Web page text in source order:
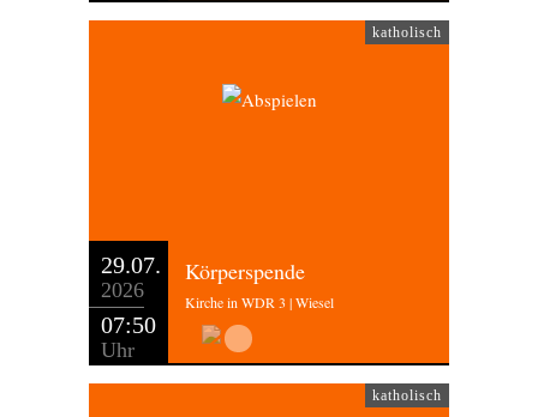
katholisch
29.07.
2026
07:50
Uhr
Körperspende
Kirche in WDR 3 | Wiesel
katholisch